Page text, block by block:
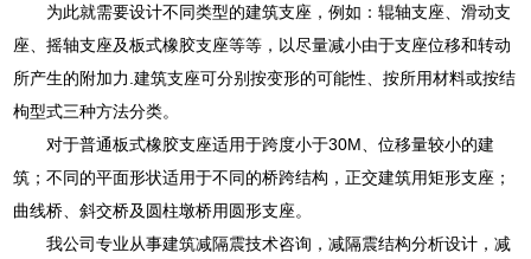
为此就需要设计不同类型的建筑支座，例如：辊轴支座、滑动支
座、摇轴支座及板式橡胶支座等等，以尽量减小由于支座位移和转动
所产生的附加力.建筑支座可分别按变形的可能性、按所用材料或按结
枸型式三种方法分类。
对于普通板式橡胶支座适用于跨度小于30M、位移量较小的建
筑；不同的平面形状适用于不同的桥跨结构，正交建筑用矩形支座；
曲线桥、斜交桥及圆柱墩桥用圆形支座。
我公司专业从事建筑减隔震技术咨询，减隔震结构分析设计，减